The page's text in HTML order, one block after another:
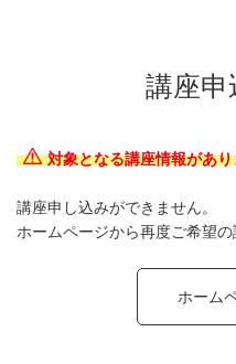
講座申
対象となる講座情報があ
講座申し込みができません。
ホームページから再度ご希望の
ホーム